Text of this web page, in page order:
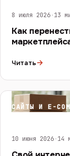
8 июля 2026·13
Как
Читать→
САЙТЫ И E-
10 июня 2026·14